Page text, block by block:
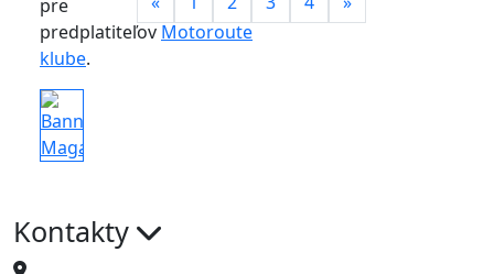
pre
predplatiteľov Motoroute
klube.
Kontakty